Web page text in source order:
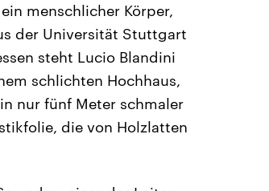
menschlicher Körper,
der Universität Stuttgart
steht Lucio Blandini
schlichten Hochhaus,
nur fünf Meter schmaler
die von Holzlatten